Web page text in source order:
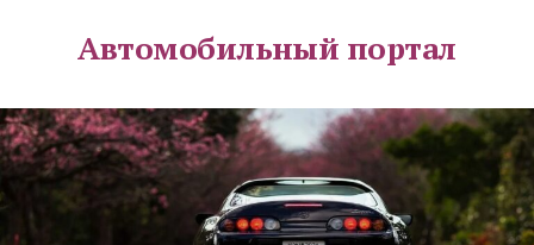
Автомобильный портал